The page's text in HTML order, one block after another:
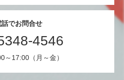
話でお問合せ
4546
17:00（月～金）